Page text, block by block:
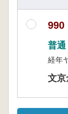
990
普通
経年
文京